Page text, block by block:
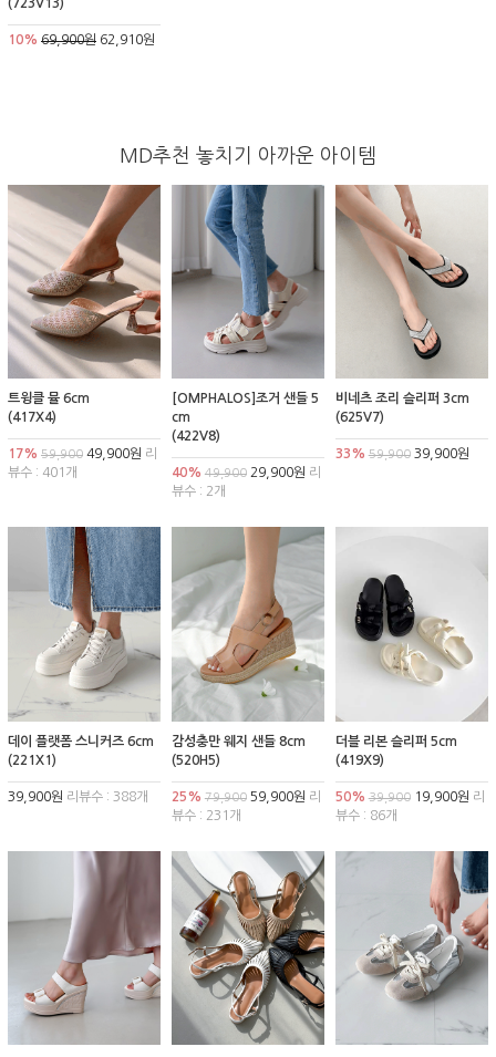
(723V13)
10% 69,900원 62,910원
MD추천 놓치기 아까운 아이템
트윙클 뮬 6cm
(417X4)
17% 59,900 49,900원 리
뷰수 : 401개
[OMPHALOS]조거 샌들 5
cm
(422V8)
40% 49,90029,900원 리
뷰수 : 2개
비네츠 조리 슬리퍼 3cm
(625V7)
33% 59,90039,900원
데이 플랫폼 스니커즈 6cm
(221X1)
39,900원 리뷰수 : 388개
감성충만 웨지 샌들 8cm
(520H5)
25% 79,90059,900원 리
뷰수 : 231개
더블 리본 슬리퍼 5cm
(419X9)
50% 39,90019,900원 리
뷰수 : 86개